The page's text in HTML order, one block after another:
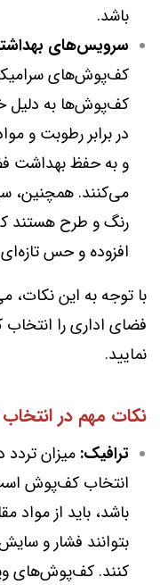
باشد.
سرویس‌های
کف‌پوش‌های
کف‌پوش‌ها به
در برابر رطوبت و
و به حفظ بهداشت
می‌کنند. همچنین،
رنگ و طرح هستند
افزوده و حس تازه‌ای
با توجه به این
فضای اداری را انتخاب
نمایید.
نکات مهم در
ترافیک: میزان
انتخاب کف‌پوش
باشد، باید از مواد
بتوانند فشار و
کنند. کف‌پوش‌های